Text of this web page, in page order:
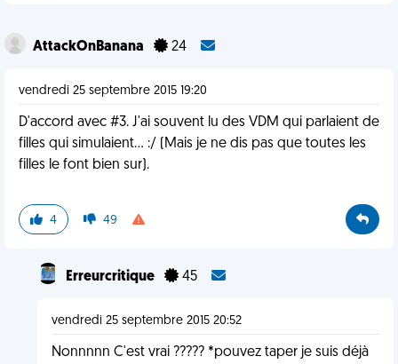
AttackOnBanana 24
vendredi 25 septembre 2015 19:20
D'accord avec #3. J'ai souvent lu des VDM qui parlaient de
filles qui simulaient... :/ (Mais je ne dis pas que toutes les
filles le font bien sur).
4 49
Erreurcritique 45
vendredi 25 septembre 2015 20:52
Nonnnnn C'est vrai ????? *pouvez taper je suis déjà